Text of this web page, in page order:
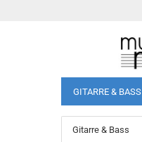
GITARRE & BASS
Gitarre & Bass